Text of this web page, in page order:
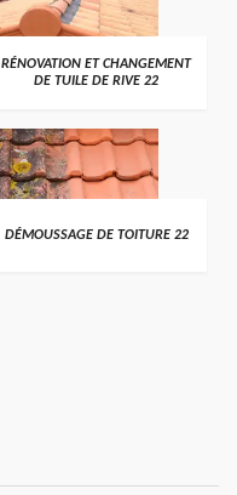
RÉNOVATION ET CHANGEMENT
DE TUILE DE RIVE 22
DÉMOUSSAGE DE TOITURE 22